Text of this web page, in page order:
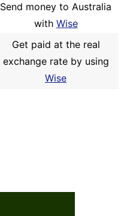
Send money to Australia
with Wise
Get paid at the real
exchange rate by using
Wise